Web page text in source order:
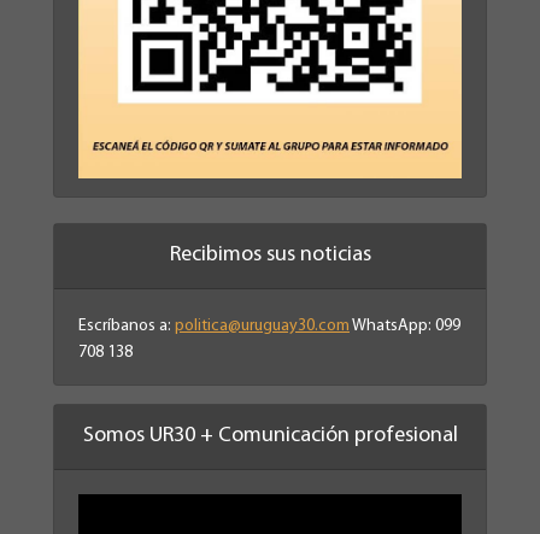
Recibimos sus noticias
Escríbanos a: politica@uruguay30.com WhatsApp: 099
708 138
Somos UR30 + Comunicación profesional